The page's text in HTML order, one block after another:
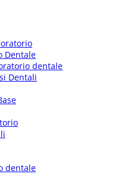
Dentale
dentale
Dentali
dentale